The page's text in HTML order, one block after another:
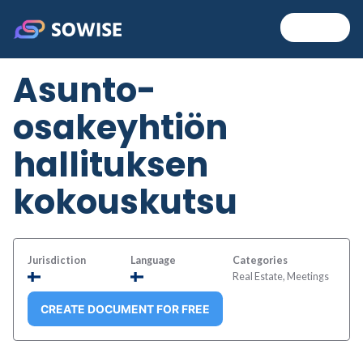
Sowise
Asunto-
osakeyhtiön
hallituksen
kokouskutsu
Jurisdiction Language
Categories
Real Estate, Meetings
CREATE DOCUMENT FOR FREE